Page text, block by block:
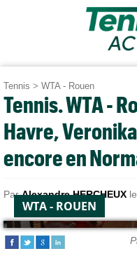
Tennis > WTA - Rouen
Tennis. WTA -
Havre,
encore en
ParAlexandre HERCHEUX
WTA - ROUEN